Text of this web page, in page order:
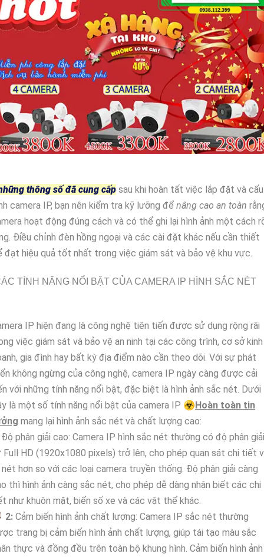
thông số đã cung cấp sau khi hoàn tất việc lắp đặt và cấu
camera IP, bạn nên kiểm tra kỹ lưỡng để nâng cao an toàn
hoạt động đúng cách và có thể ghi lại hình ảnh một cách
Điều chỉnh đèn hồng ngoại và các cài đặt khác nếu cần thiết
đạt hiệu quả tốt nhất trong việc giám sát và bảo vệ khu vực.
TÍNH NĂNG NỔI BẬT CỦA CAMERA IP HÌNH SẮC NÉT
IP hiện đang là công nghệ tiên tiến được sử dụng rộng rãi
việc giám sát và bảo vệ an ninh tại các công trình, cơ sở kinh
gia đình hay bất kỳ địa điểm nào cần theo dõi. Với sự phát
không ngừng của công nghệ, camera IP ngày càng được cải
với những tính năng nổi bật, đặc biệt là hình ảnh sắc nét. Dưới
là một số tính năng nổi bật của camera IP ☣️ Hoàn toàn tin
mang lại hình ảnh sắc nét và chất lượng cao:
phân giải cao: Camera IP hình sắc nét thường có độ phân giải
HD (1920x1080 pixels) trở lên, cho phép quan sát chi tiết
hơn so với các loại camera truyền thống. Độ phân giải càng
thì hình ảnh càng sắc nét, cho phép dễ dàng nhận biết các chi
như khuôn mặt, biển số xe và các vật thể khác.
2: Cảm biến hình ảnh chất lượng: Camera IP sắc nét thường
trang bị cảm biến hình ảnh chất lượng, giúp tái tạo màu sắc
thực và đồng đều trên toàn bộ khung hình. Cảm biến hình ảnh